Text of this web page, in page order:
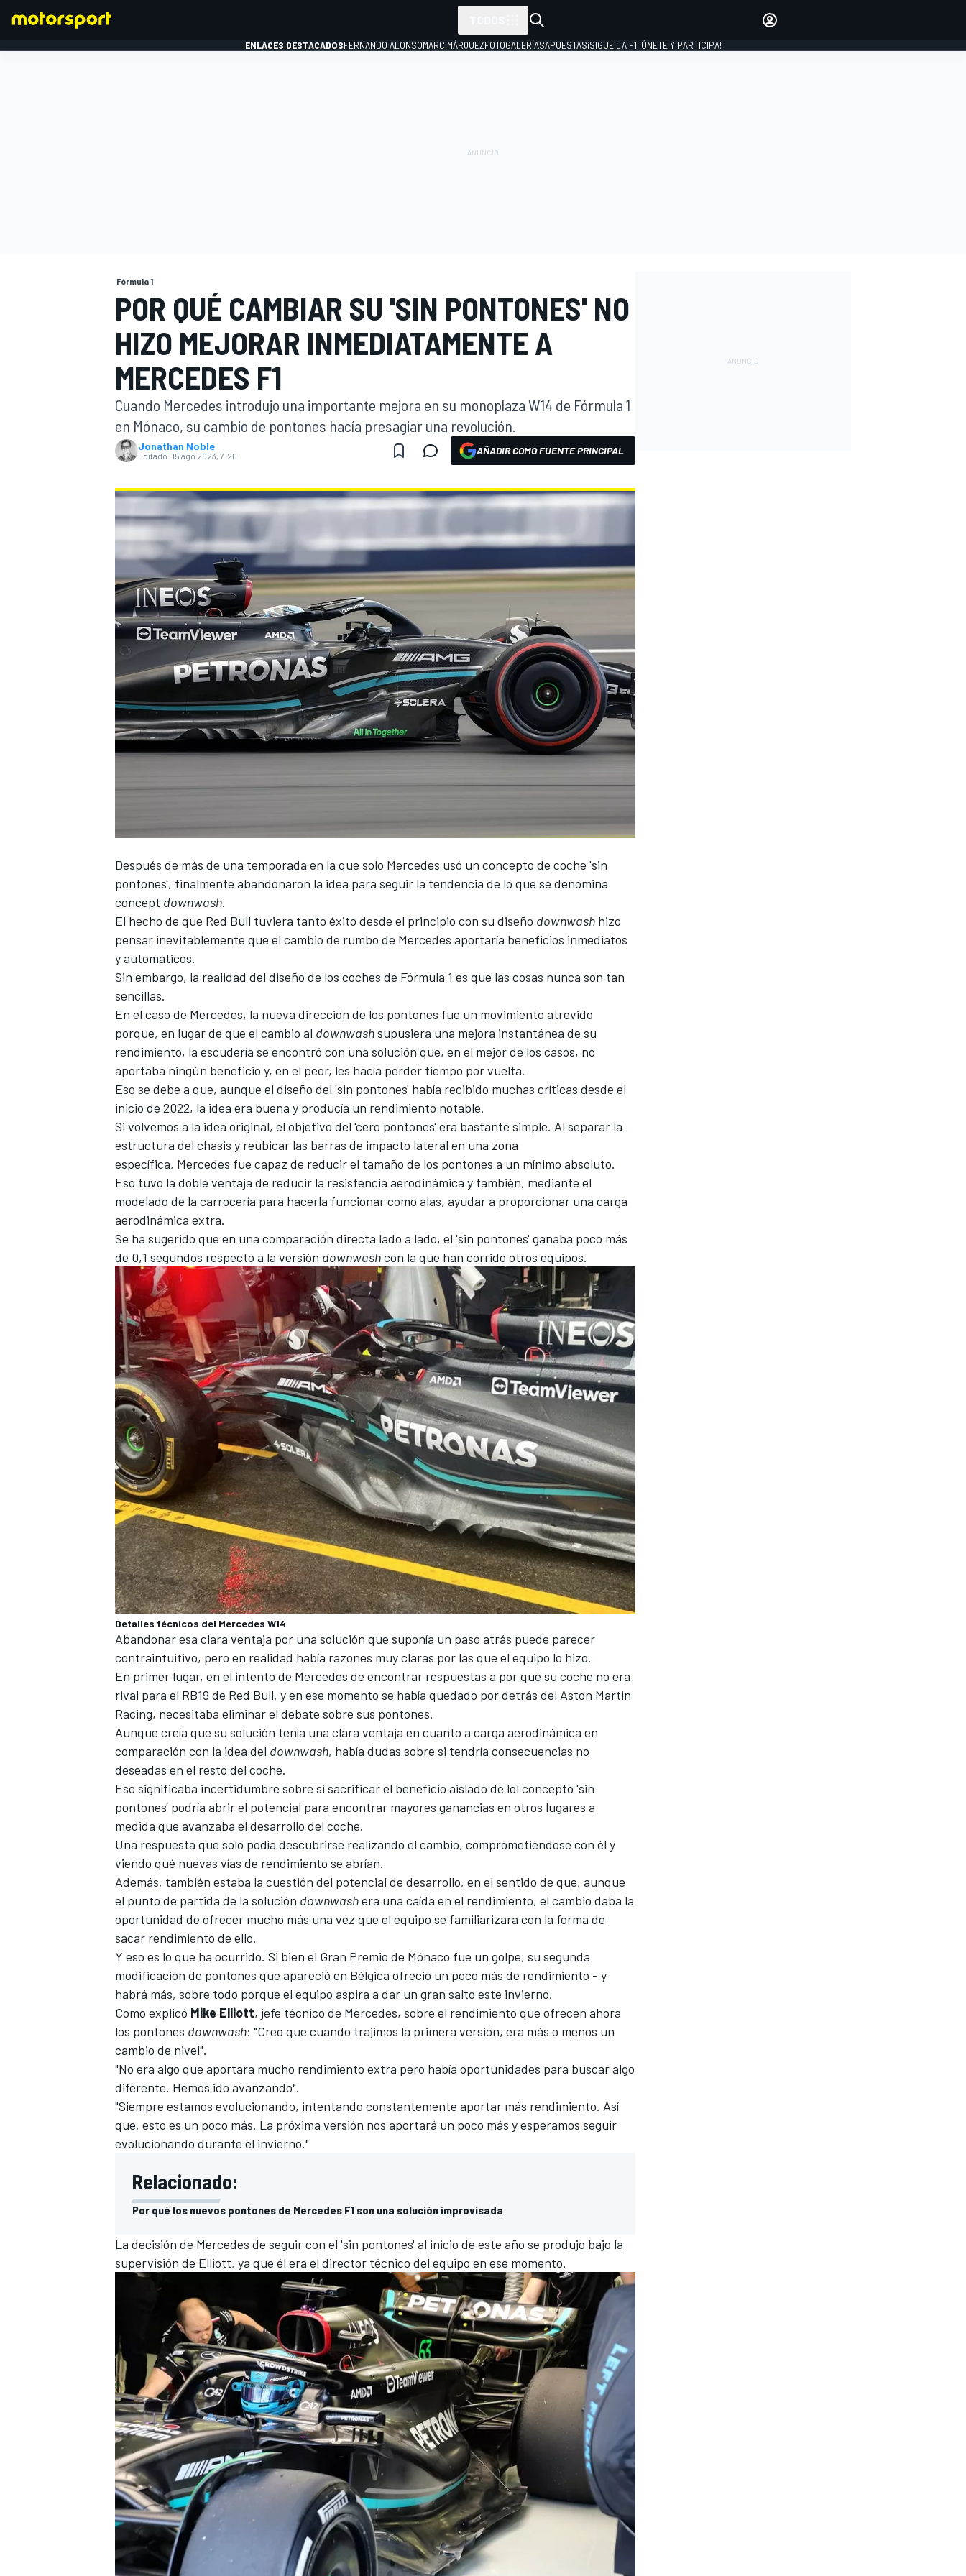
WEC FÓRMULA E
MÁS CATEGORÍAS
ENLACES DESTACADOSFERNANDO ALONSOMARC MÁRQUEZFOTOGALERÍASAPUESTAS¡SIGUE LA F1, ÚNETE Y PARTICIPA!
Fórmula 1
POR QUÉ CAMBIAR SU 'SIN PONTONES' NO
HIZO MEJORAR INMEDIATAMENTE A
MERCEDES F1
Cuando Mercedes introdujo una importante mejora en su monoplaza W14 de Fórmula 1
en Mónaco, su cambio de pontones hacía presagiar una revolución.
Jonathan Noble
Editado: 15 ago 2023, 7:20 AÑADIR COMO FUENTE PRINCIPAL
Después de más de una temporada en la que solo Mercedes usó un concepto de coche 'sin
pontones', finalmente abandonaron la idea para seguir la tendencia de lo que se denomina
concept downwash.
El hecho de que Red Bull tuviera tanto éxito desde el principio con su diseño downwash hizo
pensar inevitablemente que el cambio de rumbo de Mercedes aportaría beneficios inmediatos
y automáticos.
Sin embargo, la realidad del diseño de los coches de Fórmula 1 es que las cosas nunca son tan
sencillas.
En el caso de Mercedes, la nueva dirección de los pontones fue un movimiento atrevido
porque, en lugar de que el cambio al downwashsupusiera una mejora instantánea de su
rendimiento, la escudería se encontró con una solución que, en el mejor de los casos, no
aportaba ningún beneficio y, en el peor, les hacía perder tiempo por vuelta.
Eso se debe a que, aunque el diseño del 'sin pontones' había recibido muchas críticas desde el
inicio de 2022, la idea era buena y producía un rendimiento notable.
Si volvemos a la idea original, el objetivo del 'cero pontones' era bastante simple. Al separar la
estructura del chasis y reubicar las barras de impacto lateral en una zona
específica, Mercedes fue capaz de reducir el tamaño de los pontones a un mínimo absoluto.
Eso tuvo la doble ventaja de reducir la resistencia aerodinámica y también, mediante el
modelado de la carrocería para hacerla funcionar como alas, ayudar a proporcionar una carga
aerodinámica extra.
Se ha sugerido que en una comparación directa lado a lado, el 'sin pontones' ganaba poco más
de 0,1 segundos respecto a la versión downwashcon la que han corrido otros equipos.
Detalles técnicos del Mercedes W14
Abandonar esa clara ventaja por una solución que suponía un paso atrás puede parecer
contraintuitivo, pero en realidad había razones muy claras por las que el equipo lo hizo.
En primer lugar, en el intento de Mercedes de encontrar respuestas a por qué su coche no era
rival para el RB19 de Red Bull, y en ese momento se había quedado por detrás del Aston Martin
Racing, necesitaba eliminar el debate sobre sus pontones.
Aunque creía que su solución tenía una clara ventaja en cuanto a carga aerodinámica en
comparación con la idea del downwash, había dudas sobre si tendría consecuencias no
deseadas en el resto del coche.
Eso significaba incertidumbre sobre si sacrificar el beneficio aislado de lol concepto 'sin
pontones' podría abrir el potencial para encontrar mayores ganancias en otros lugares a
medida que avanzaba el desarrollo del coche.
Una respuesta que sólo podía descubrirse realizando el cambio, comprometiéndose con él y
viendo qué nuevas vías de rendimiento se abrían.
Además, también estaba la cuestión del potencial de desarrollo, en el sentido de que, aunque
el punto de partida de la solución downwashera una caída en el rendimiento, el cambio daba la
oportunidad de ofrecer mucho más una vez que el equipo se familiarizara con la forma de
sacar rendimiento de ello.
Y eso es lo que ha ocurrido. Si bien el Gran Premio de Mónaco fue un golpe, su segunda
modificación de pontones que apareció en Bélgica ofreció un poco más de rendimiento - y
habrá más, sobre todo porque el equipo aspira a dar un gran salto este invierno.
Como explicó Mike Elliott, jefe técnico de Mercedes, sobre el rendimiento que ofrecen ahora
los pontones downwash: "Creo que cuando trajimos la primera versión, era más o menos un
cambio de nivel".
"No era algo que aportara mucho rendimiento extra pero había oportunidades para buscar algo
diferente. Hemos ido avanzando".
"Siempre estamos evolucionando, intentando constantemente aportar más rendimiento. Así
que, esto es un poco más. La próxima versión nos aportará un poco más y esperamos seguir
evolucionando durante el invierno."
Relacionado:
Por qué los nuevos pontones de Mercedes F1 son una solución improvisada
La decisión de Mercedes de seguir con el 'sin pontones' al inicio de este año se produjo bajo la
supervisión de Elliott, ya que él era el director técnico del equipo en ese momento.